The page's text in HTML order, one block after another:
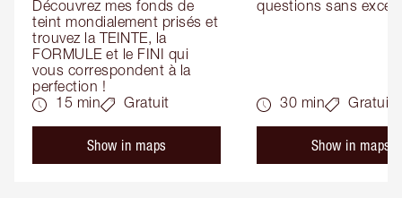
Découvrez mes fonds de
teint mondialement prisés et
trouvez la TEINTE, la
FORMULE et le FINI qui
vous correspondent à la
perfection !
15 min
Gratuit
Show in maps
questions sans
30 min Gratuit
Show in maps